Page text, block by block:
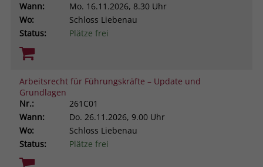
Wann:
Mo. 16.11.2026, 8.30 Uhr
Wo:
Schloss Liebenau
Status:
Plätze frei
Arbeitsrecht für Führungskräfte – Update und
Grundlagen
Nr.:
261C01
Wann:
Do. 26.11.2026, 9.00 Uhr
Wo:
Schloss Liebenau
Status:
Plätze frei